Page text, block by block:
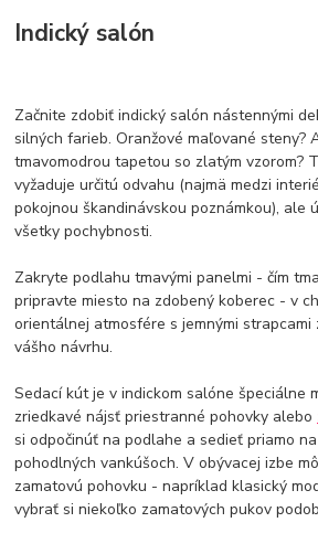
Indický salón
Začnite zdobiť indický salón nástennými
silných farieb. Oranžové maľované steny?
tmavomodrou tapetou so zlatým vzorom?
vyžaduje určitú odvahu (najmä medzi
pokojnou škandinávskou poznámkou), ale
všetky pochybnosti.
Zakryte podlahu tmavými panelmi - čím
pripravte miesto na zdobený koberec - v
orientálnej atmosfére s jemnými
vášho návrhu.
Sedací kút je v indickom salóne špeciálne
zriedkavé nájsť priestranné pohovky alebo
si odpočinúť na podlahe a sedieť priamo
pohodlných vankúšoch. V obývacej izbe
zamatovú pohovku - napríklad klasický
vybrať si niekoľko zamatových pukov